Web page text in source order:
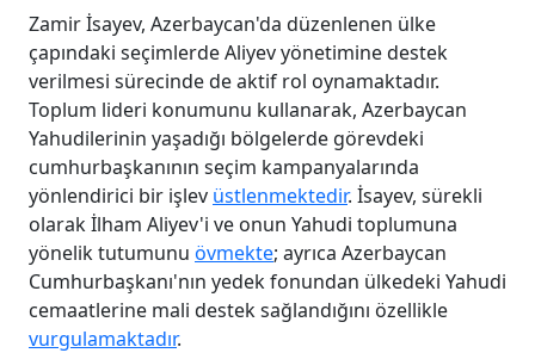
Zamir İsayev, Azerbaycan'da düzenlenen ülke
çapındaki seçimlerde Aliyev yönetimine destek
verilmesi sürecinde de aktif rol oynamaktadır.
Toplum lideri konumunu kullanarak, Azerbaycan
Yahudilerinin yaşadığı bölgelerde görevdeki
cumhurbaşkanının seçim kampanyalarında
yönlendirici bir işlev üstlenmektedir. İsayev, sürekli
olarak İlham Aliyev'i ve onun Yahudi toplumuna
yönelik tutumunu övmekte; ayrıca Azerbaycan
Cumhurbaşkanı'nın yedek fonundan ülkedeki Yahudi
cemaatlerine mali destek sağlandığını özellikle
vurgulamaktadır.